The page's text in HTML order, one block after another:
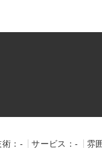
術：- サービス：-
雰